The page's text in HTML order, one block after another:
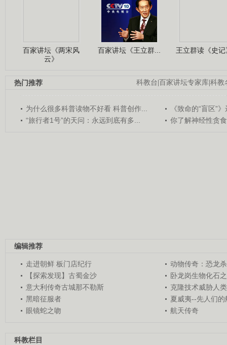
百家讲坛《两宋风
云》
百家讲坛《王立群... 王立群读《史
科教台 百家讲坛专家库 科教
热门推荐
为什么很多科普读物不好看 科普创作...
《致命的“盲区”
“旅行者1号”的天问：永远到底有多...
你了解神经性贪
编辑推荐
走进朝鲜 板门店纪行
动物传奇：恐龙
【探索发现】古蜀金沙
卧龙岗生物化石
意大利传奇古城那不勒斯
克隆技术威胁人
黑暗征服者
夏威夷--先人们的
眼镜蛇之吻
航天传奇
科教栏目